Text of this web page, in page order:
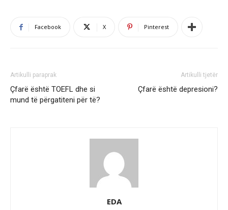
Facebook X Pinterest
Artikulli paraprak
Çfarë është TOEFL dhe si
mund të përgatiteni për të?
Artikulli tjetër
Çfarë është depresioni?
EDA